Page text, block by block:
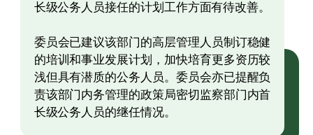
长级公务人员接任的计划工作方面有待改善。
委员会已建议该部门的高层管理人员制订稳健
的培训和事业发展计划，加快培育更多资历较
浅但具有潜质的公务人员。委员会亦已提醒负
责该部门内务管理的政策局密切监察部门内首
长级公务人员的继任情况。